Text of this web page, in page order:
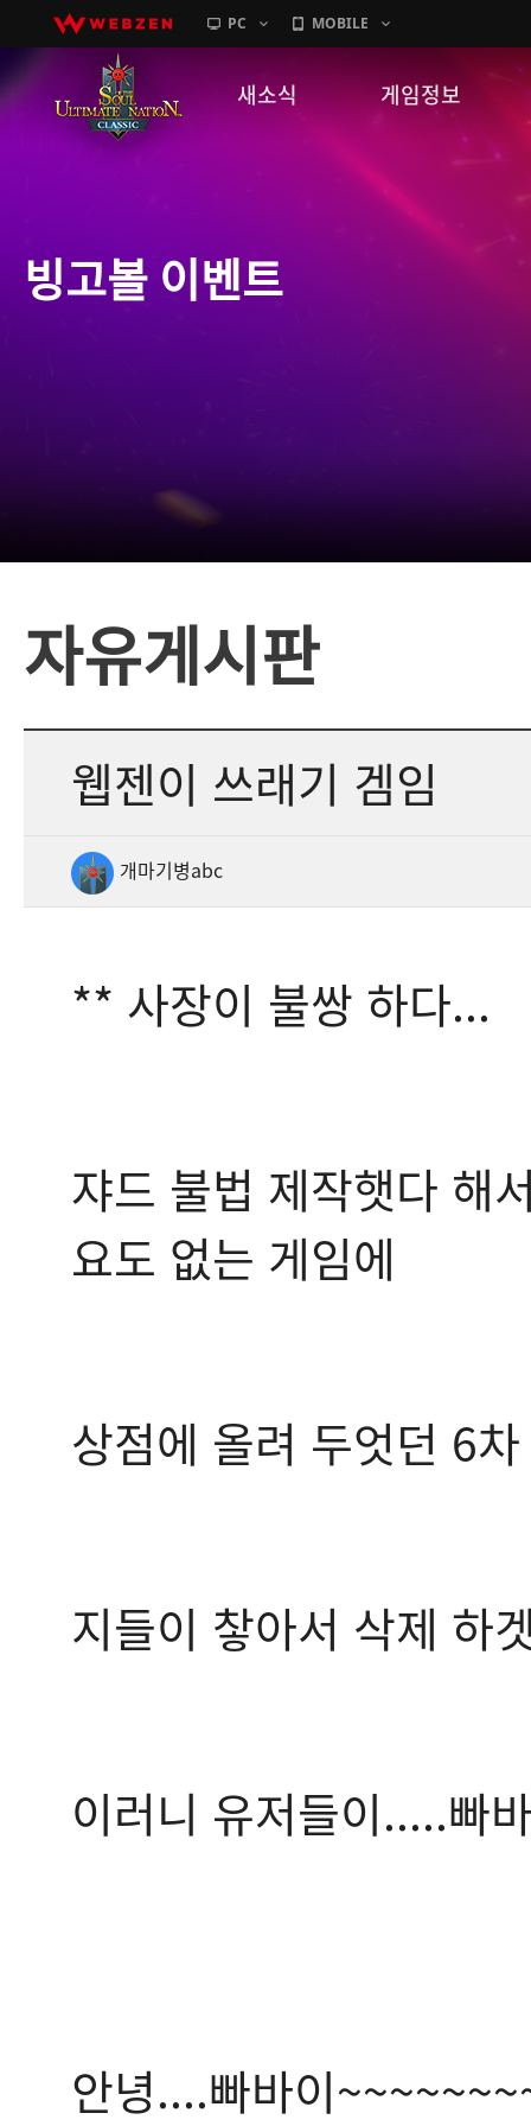
PC MOBILE
새소식
GM노트
게임정보
캐릭터소개
빙고볼 이벤트
자유게시판
웹젠이 쓰래기 겜임
개마기병abc
** 사장이 불쌍 하다...
쟈드 불법 제작햇다 해
요도 없는 게임에
상점에 올려 두엇던 6
지들이 챃아서 삭제 하
이러니 유저들이.....빠
안녕....빠바이